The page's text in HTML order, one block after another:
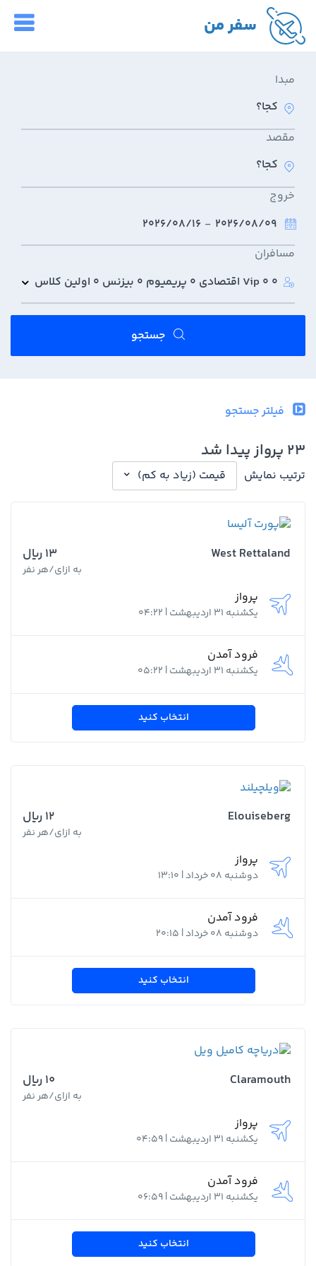
سفر من
مبدا
مقصد
خروج
2026/08/09
-
2026/08/16
مسافران
0 Vip 0 اقتصادی 0 پریمیوم 0 بیزنس 0 اولین کلاس
جستجو
فیلتر جستجو
23 پرواز پیدا شد
ترتیب نمایش قیمت (زیاد به کم)
West Rettaland 13 ﷼
به ازای/هر نفر
پرواز
یکشنبه 31 اردیبهشت | 04:22
فرود آمدن
یکشنبه 31 اردیبهشت | 05:22
انتخاب کنید
Elouiseberg 12 ﷼
به ازای/هر نفر
پرواز
دوشنبه 08 خرداد | 13:10
فرود آمدن
دوشنبه 08 خرداد | 20:15
انتخاب کنید
Claramouth 10 ﷼
به ازای/هر نفر
پرواز
یکشنبه 31 اردیبهشت | 04:59
فرود آمدن
یکشنبه 31 اردیبهشت | 06:59
انتخاب کنید